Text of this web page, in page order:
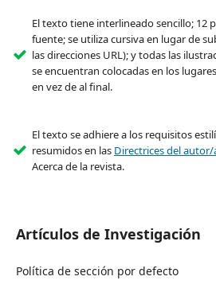
El texto tiene interlineado sencillo; 12
fuente; se utiliza cursiva en lugar de
las direcciones URL); y todas las
se encuentran colocadas en los
en vez de al final.
El texto se adhiere a los requisitos
resumidos en las Directrices del autor/
Acerca de la revista.
Artículos de Investigación
Política de sección por defecto